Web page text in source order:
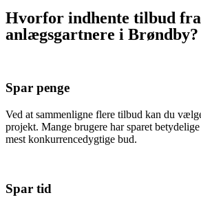
Hvorfor indhente tilbud
anlægsgartnere i Brøndby?
Spar penge
Ved at sammenligne flere tilbud kan du
projekt. Mange brugere har sparet
mest konkurrencedygtige bud.
Spar tid